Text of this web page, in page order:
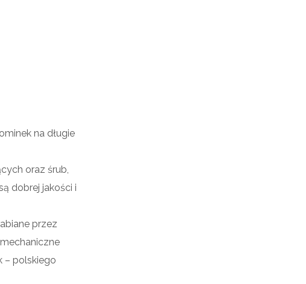
na długie
oraz śrub,
dobrej jakości i
przez
– polskiego